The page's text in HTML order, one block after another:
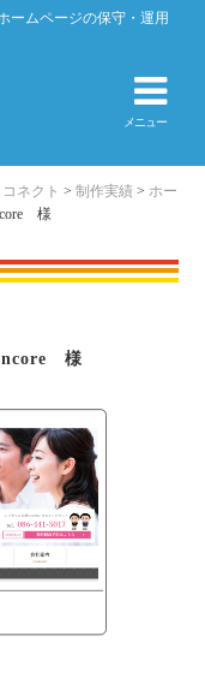
ームページの保守・運用
メニュー
ネクト >制作実績 >ホー
様
様